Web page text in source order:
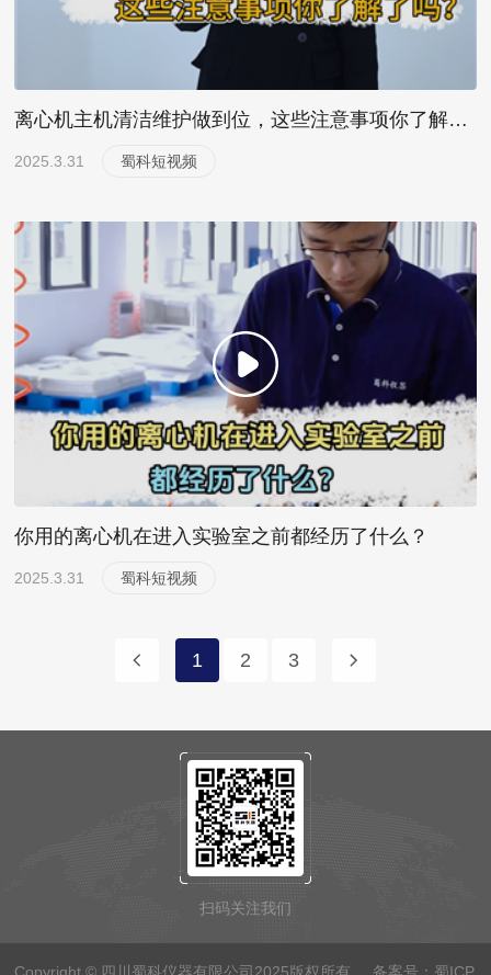
离心机主机清洁维护做到位，这些注意事项你了解了吗？
2025.3.31 蜀科短视频
你用的离心机在进入实验室之前都经历了什么？
2025.3.31 蜀科短视频
1 2 3
扫码关注我们